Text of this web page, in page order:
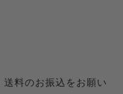
料のお振込をお願い